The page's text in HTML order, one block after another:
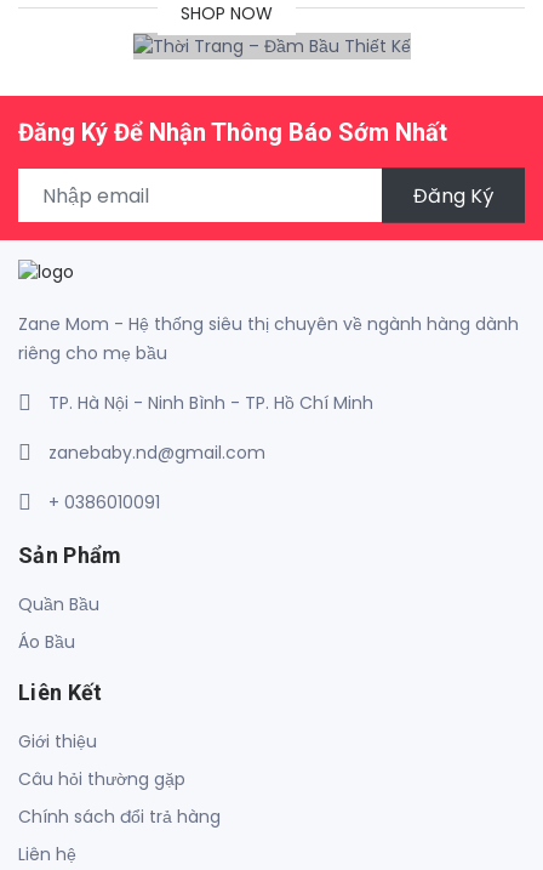
SHOP NOW
Đăng Ký Để Nhận Thông Báo Sớm Nhất
Đăng Ký
Zane Mom - Hệ thống siêu thị chuyên về ngành hàng dành
riêng cho mẹ bầu
TP. Hà Nội - Ninh Bình - TP. Hồ Chí Minh
zanebaby.nd@gmail.com
+ 0386010091
Sản Phẩm
Quần Bầu
Áo Bầu
Liên Kết
Giới thiệu
Câu hỏi thường gặp
Chính sách đổi trả hàng
Liên hệ